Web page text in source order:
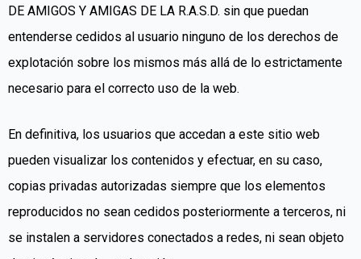
DE AMIGOS Y AMIGAS DE LA R.A.S.D. sin que puedan
entenderse cedidos al usuario ninguno de los derechos de
explotación sobre los mismos más allá de lo estrictamente
necesario para el correcto uso de la web.
En definitiva, los usuarios que accedan a este sitio web
pueden visualizar los contenidos y efectuar, en su caso,
copias privadas autorizadas siempre que los elementos
reproducidos no sean cedidos posteriormente a terceros, ni
se instalen a servidores conectados a redes, ni sean objeto